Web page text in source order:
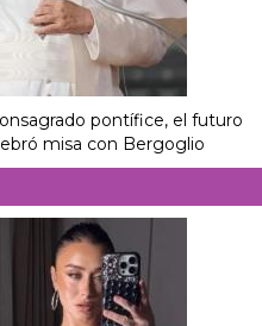
pontífice, el futuro
misa con Bergoglio